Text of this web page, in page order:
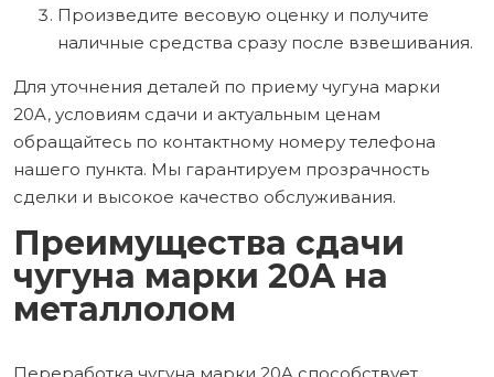
Произведите весовую оценку и получите
наличные средства сразу после взвешивания.
Для уточнения деталей по приему чугуна марки
20A, условиям сдачи и актуальным ценам
обращайтесь по контактному номеру телефона
нашего пункта. Мы гарантируем прозрачность
сделки и высокое качество обслуживания.
Преимущества сдачи
чугуна марки 20A на
металлолом